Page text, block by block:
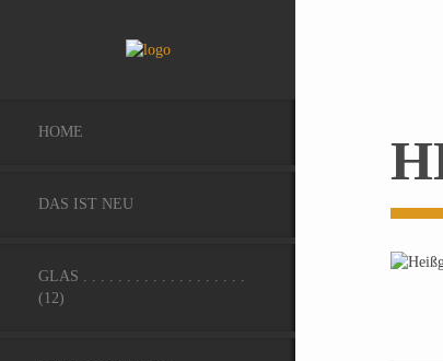
HOME
DAS IST NEU
GLAS . . . . . . . . . . . . . . . . . . .
(12)